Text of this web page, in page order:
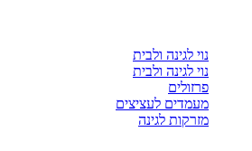
נוי לגינה ולבית
נוי לגינה ולבית
פרזולים
מעמדים לעציצים
מזרקות לגינה